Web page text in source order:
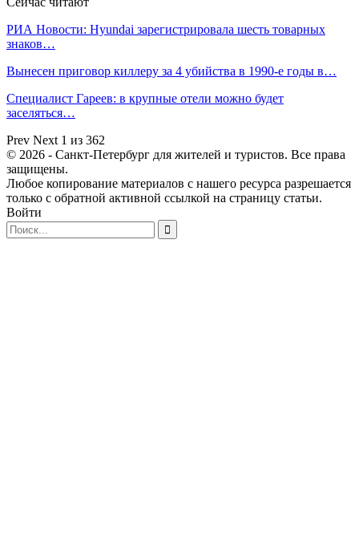
РИА Новости: Hyundai зарегистрировала шесть товарных
знаков…
Вынесен приговор киллеру за 4 убийства в 1990-е годы в…
Специалист Гареев: в крупные отели можно будет
заселяться…
Prev Next 1 из 362
© 2026 - Санкт-Петербург для жителей и туристов. Все права
защищены.
Любое копирование материалов с нашего ресурса разрешается
только с обратной активной ссылкой на страницу статьи.
Войти